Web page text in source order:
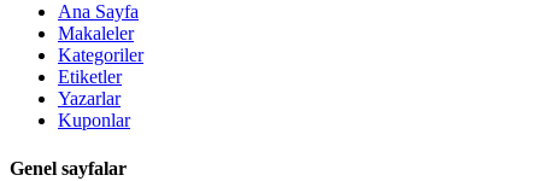
Ana Sayfa
Makaleler
Kategoriler
Etiketler
Yazarlar
Kuponlar
Genel sayfalar